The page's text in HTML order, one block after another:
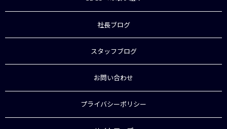
社長ブログ
スタッフブログ
お問い合わせ
プライバシーポリシー